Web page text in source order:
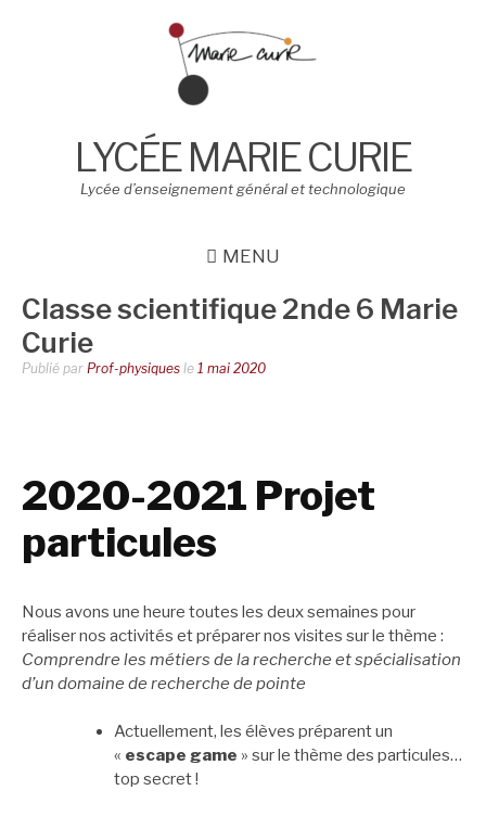
LYCÉE MARIE CURIE
Lycée d’enseignement général et technologique
MENU
Classe scientifique 2nde 6 Marie
Curie
Publié par Prof-physiques le 1 mai 2020
2020-2021 Projet
particules
Nous avons une heure toutes les deux semaines pour
réaliser nos activités et préparer nos visites sur le thème :
Comprendre les métiers de la recherche et spécialisation
d’un domaine de recherche de pointe
Actuellement, les élèves préparent un
« escape game » sur le thème des particules…
top secret !